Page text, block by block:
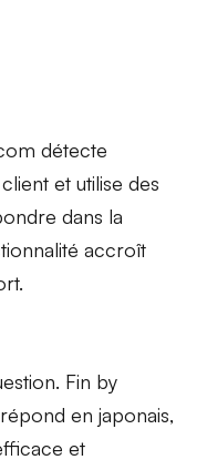
détecte
et utilise des
dans la
accroît
Fin by
en japonais,
et